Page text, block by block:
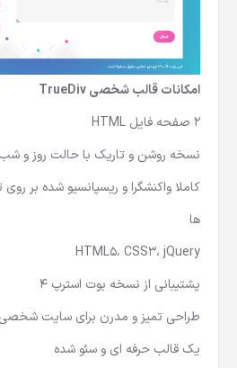
امکاناتقالب شخصی TrueDiv
2 صفحه فایل HTML
نسخه روشن و تاریک با حالت روز و شب
کاملا واکنشگرا و ریسپانسیو شده بر روی
ها
HTML5، CSS3، jQuery
پشتیبانی از نسخه بوت استرپ 4
طراحی تمیز و مدرن برای سایت شخصی
یک قالب حرفه ای و سئو شده